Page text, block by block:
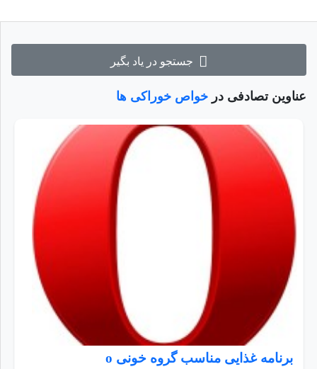
جستجو در یاد بگیر
عناوین تصادفی در خواص خوراکی ها
برنامه غذایی مناسب گروه خونی o